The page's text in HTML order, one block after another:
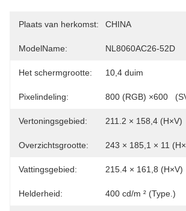
Plaats van herkomst: CHINA
ModelName: NL8060AC26-52D
Het schermgrootte: 10,4 duim
Pixelindeling: 800 (RGB) ×600
Vertoningsgebied: 211.2 × 158,4 (H×V)
Overzichtsgrootte: 243 × 185,1 × 11
Vattingsgebied: 215.4 × 161,8 (H×V)
Helderheid: 400 cd/m ² (Type.)